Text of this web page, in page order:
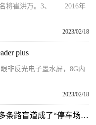
名将崔洪万。3、 2016年
2023/02/18
plus
眼非反光电子墨水屏，8G内
2023/02/18
全球速讯：“盲道”变“忙道”！海口多条路盲道成了“停车场”……